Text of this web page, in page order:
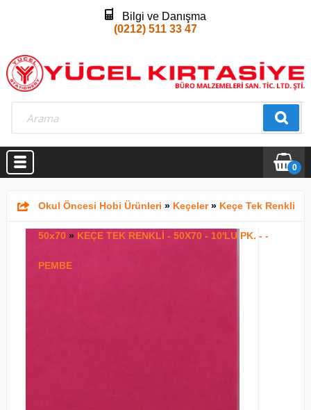
Bilgi ve Danışma
(0212) 511 33 47
0
Okul Öncesi Hobi Ürünleri » Keçeler» Keçe Tek Renkli
50x70 » KEÇE TEK RENKLİ - 50X70 - 10'LU PK. - -
PEMBE